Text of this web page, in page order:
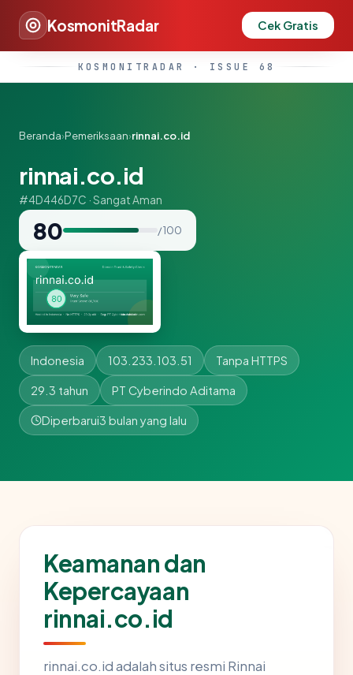
KosmonitRadar Cek Gratis
KOSMONITRADAR · ISSUE 68
Beranda›Pemeriksaan›rinnai.co.id
rinnai.co.id
#4D446D7C · Sangat Aman
80 / 100
Indonesia 103.233.103.51 Tanpa HTTPS
29.3 tahun PT Cyberindo Aditama
Diperbarui3 bulan yang lalu
Keamanan dan
Kepercayaan
rinnai.co.id
rinnai.co.id adalah situs resmi Rinnai